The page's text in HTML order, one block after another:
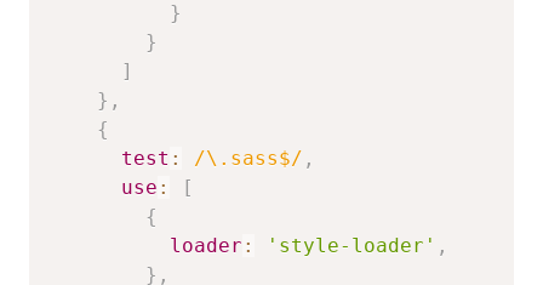
}
}
]
} ,
{
test : /\.sass$/ ,
use :
[
{
loader : 'style-loader' ,
} ,